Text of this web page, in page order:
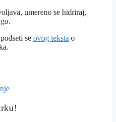
umereno se hidriraj,
se ovog teksta o